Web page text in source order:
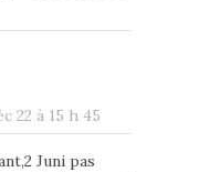
22 à 15 h 45
Juni pas